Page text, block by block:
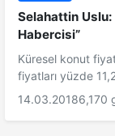
Selahattin Uslu:
Habercisi”
Küresel konut
fiyatları yüzde
14.03.20186,170